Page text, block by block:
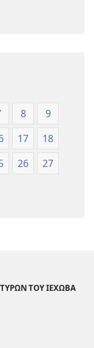
2017)2017)
8
9
17
18
26
27
ΤΟΥ ΙΕΧΩΒΑ